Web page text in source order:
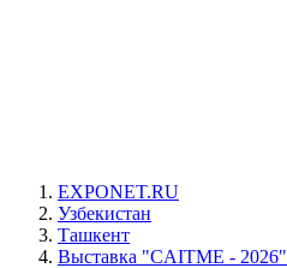
EXPONET.RU
Узбекистан
Ташкент
Выставка "CAITME - 2026"